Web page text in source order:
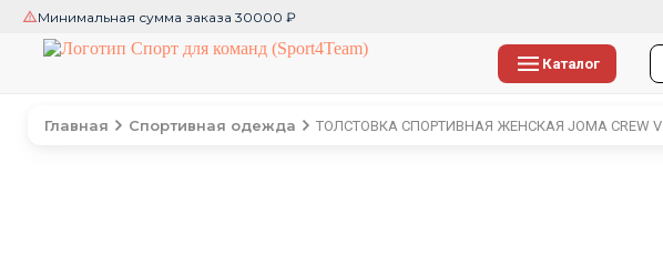
Минимальная сумма заказа 30000 ₽
Каталог
Главная Спортивная одежда ТОЛСТОВКА СПОРТИВНАЯ ЖЕНСКАЯ JOMA CREW V